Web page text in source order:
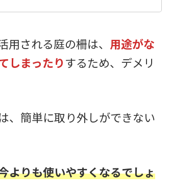
される庭の柵は、 用途がな
しまったり するため、デメリ
、簡単に取り外しができない
よりも使いやすくなるでしょ